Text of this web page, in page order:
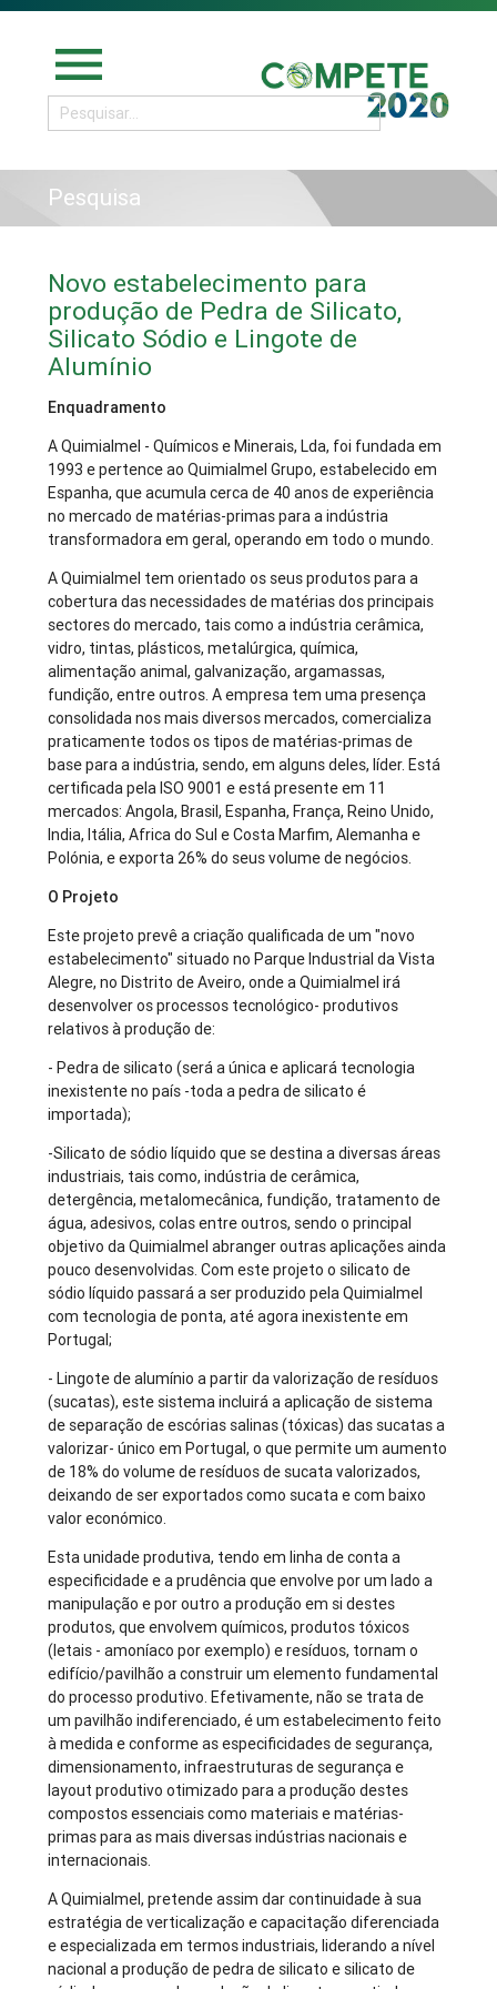
menu
Pesquisa
Novo estabelecimento para
produção de Pedra de Silicato,
Silicato Sódio e Lingote de
Alumínio
Enquadramento
A Quimialmel - Químicos e Minerais, Lda, foi fundada em
1993 e pertence ao Quimialmel Grupo, estabelecido em
Espanha, que acumula cerca de 40 anos de experiência
no mercado de matérias-primas para a indústria
transformadora em geral, operando em todo o mundo.
A Quimialmel tem orientado os seus produtos para a
cobertura das necessidades de matérias dos principais
sectores do mercado, tais como a indústria cerâmica,
vidro, tintas, plásticos, metalúrgica, química,
alimentação animal, galvanização, argamassas,
fundição, entre outros. A empresa tem uma presença
consolidada nos mais diversos mercados, comercializa
praticamente todos os tipos de matérias-primas de
base para a indústria, sendo, em alguns deles, líder. Está
certificada pela ISO 9001 e está presente em 11
mercados: Angola, Brasil, Espanha, França, Reino Unido,
India, Itália, Africa do Sul e Costa Marfim, Alemanha e
Polónia, e exporta 26% do seus volume de negócios.
O Projeto
Este projeto prevê a criação qualificada de um "novo
estabelecimento" situado no Parque Industrial da Vista
Alegre, no Distrito de Aveiro, onde a Quimialmel irá
desenvolver os processos tecnológico- produtivos
relativos à produção de:
- Pedra de silicato (será a única e aplicará tecnologia
inexistente no país -toda a pedra de silicato é
importada);
-Silicato de sódio líquido que se destina a diversas áreas
industriais, tais como, indústria de cerâmica,
detergência, metalomecânica, fundição, tratamento de
água, adesivos, colas entre outros, sendo o principal
objetivo da Quimialmel abranger outras aplicações ainda
pouco desenvolvidas. Com este projeto o silicato de
sódio líquido passará a ser produzido pela Quimialmel
com tecnologia de ponta, até agora inexistente em
Portugal;
- Lingote de alumínio a partir da valorização de resíduos
(sucatas), este sistema incluirá a aplicação de sistema
de separação de escórias salinas (tóxicas) das sucatas a
valorizar- único em Portugal, o que permite um aumento
de 18% do volume de resíduos de sucata valorizados,
deixando de ser exportados como sucata e com baixo
valor económico.
Esta unidade produtiva, tendo em linha de conta a
especificidade e a prudência que envolve por um lado a
manipulação e por outro a produção em si destes
produtos, que envolvem químicos, produtos tóxicos
(letais - amoníaco por exemplo) e resíduos, tornam o
edifício/pavilhão a construir um elemento fundamental
do processo produtivo. Efetivamente, não se trata de
um pavilhão indiferenciado, é um estabelecimento feito
à medida e conforme as especificidades de segurança,
dimensionamento, infraestruturas de segurança e
layout produtivo otimizado para a produção destes
compostos essenciais como materiais e matérias-
primas para as mais diversas indústrias nacionais e
internacionais.
A Quimialmel, pretende assim dar continuidade à sua
estratégia de verticalização e capacitação diferenciada
e especializada em termos industriais, liderando a nível
nacional a produção de pedra de silicato e silicato de